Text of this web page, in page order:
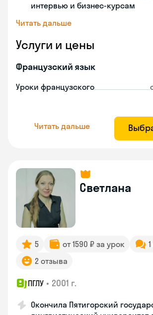
интервью и бизнес-курсам
Читать дальше
Услуги и цены
Французский язык
Уроки французского
Читать дальше
Светлана
5 от 1590 ₽ за урок
2 отзыва
ПГЛУ • 2001 г.
Окончила Пятигорский